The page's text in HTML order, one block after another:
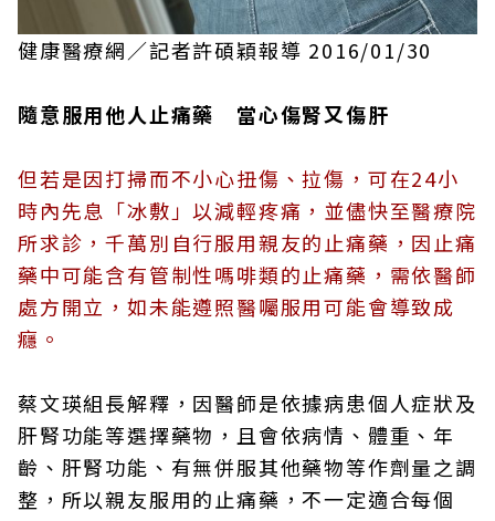
健康醫療網／記者許碩穎報導 2016/01/30
隨意服用他人止痛藥 當心傷腎又傷肝
但若是因打掃而不小心扭傷、拉傷，可在24小
時內先息「冰敷」以減輕疼痛，並儘快至醫療院
所求診，千萬別自行服用親友的止痛藥，因止痛
藥中可能含有管制性嗎啡類的止痛藥，需依醫師
處方開立，如未能遵照醫囑服用可能會導致成
癮。
蔡文瑛組長解釋，因醫師是依據病患個人症狀及
肝腎功能等選擇藥物，且會依病情、體重、年
齡、肝腎功能、有無併服其他藥物等作劑量之調
整，所以親友服用的止痛藥，不一定適合每個